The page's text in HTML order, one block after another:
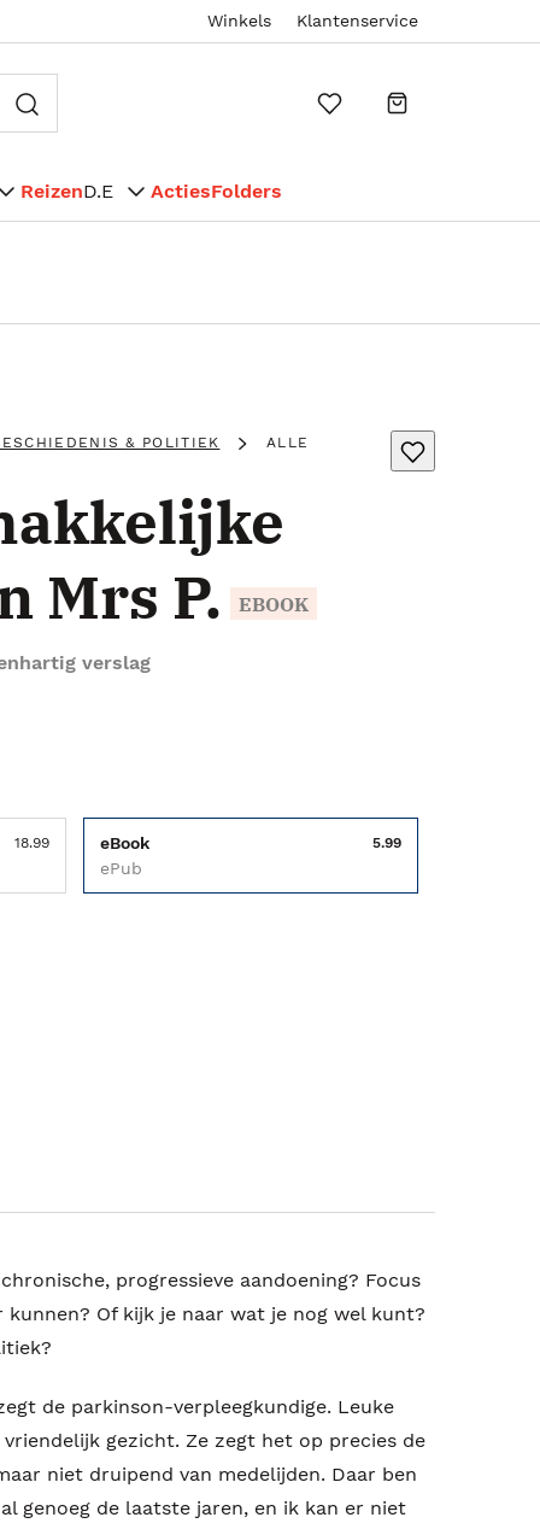
Winkels Klantenservice
ReizenD.E ActiesFolders
& POLITIEK
ALLE
Mrs P.
EBOOK
verslag
18.99 eBook 5.99
ePub
progressieve aandoening? Focus
Of kijk je naar wat je nog wel kunt?
de parkinson-verpleegkundige. Leuke
gezicht. Ze zegt het op precies de
niet druipend van medelijden. Daar ben
genoeg de laatste jaren, en ik kan er niet